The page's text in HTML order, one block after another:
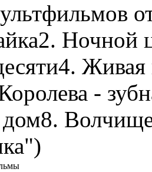
Ночной
-
дом8.